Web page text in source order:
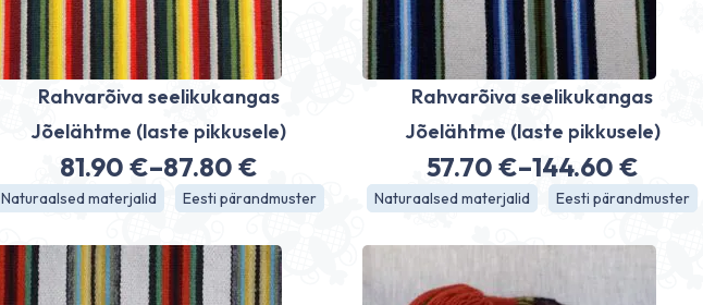
Rahvarõiva seelikukangas
Jõelähtme (laste pikkusele)
81.90 €–87.80 €
Hinnavahemik:
81.90 €
kuni
87.80 €
Naturaalsed materjalid Eesti pärandmuster
Rahvarõiva seelikukangas
Jõelähtme (laste pikkusele)
57.70 €–144.60 €
57.70 €
kuni
144.60 €
Naturaalsed materjalid Eesti pärandmuster